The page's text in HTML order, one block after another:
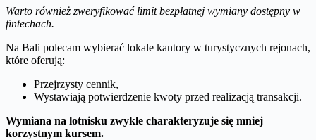
Warto również zweryfikować limit bezpłatnej wymiany dostępny w
fintechach.
Na Bali polecam wybierać lokale kantory w turystycznych rejonach,
które oferują:
Przejrzysty cennik,
Wystawiają potwierdzenie kwoty przed realizacją transakcji.
Wymiana na lotnisku zwykle charakteryzuje się mniej
korzystnym kursem.